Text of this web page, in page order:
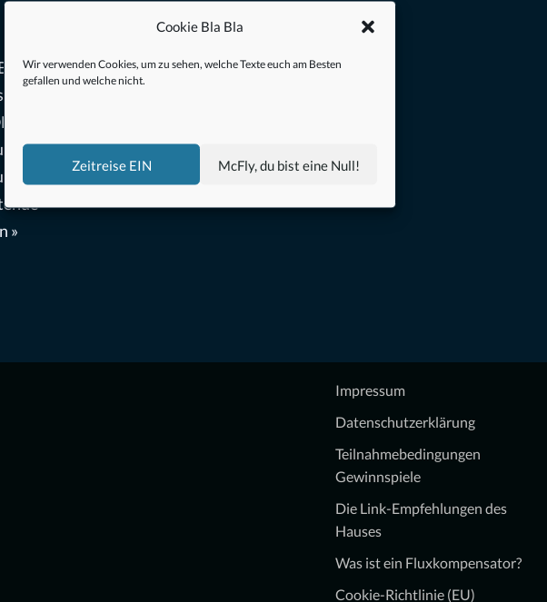
Cookie Bla Bla
Wir verwenden Cookies, um zu sehen, welche Texte euch am Besten
gefallen und welche nicht.
Zeitreise EIN McFly, du bist eine Null!
»
Impressum
Datenschutzerklärung
Teilnahmebedingungen
Gewinnspiele
Die Link-Empfehlungen des
Hauses
Was ist ein Fluxkompensator?
Cookie-Richtlinie (EU)